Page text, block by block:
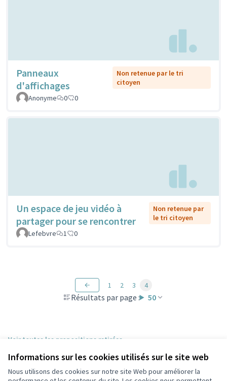
Informations sur les cookies utilisés sur le site web
Nous utilisons des cookies sur notre site Web pour améliorer la
Panneaux
d'affichages
Non retenue par le tri
citoyen
Anonyme
0 0
Un espace de jeu vidéo à
partager pour se rencontrer
Non retenue par
le tri citoyen
Lefebvre
1 0
Résultats par page : 50
1 2 3 4
Voir toutes les propositions retirées
Conditions d'utilisation